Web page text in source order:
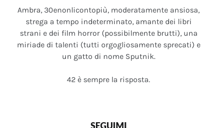
Ambra, 30enonlicontopiù, moderatamente ansiosa,
strega a tempo indeterminato, amante dei libri
strani e dei film horror (possibilmente brutti), una
miriade di talenti (tutti orgogliosamente sprecati) e
un gatto di nome Sputnik.
42 è sempre la risposta.
SEGUIMI